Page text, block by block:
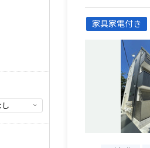
家具家電付き